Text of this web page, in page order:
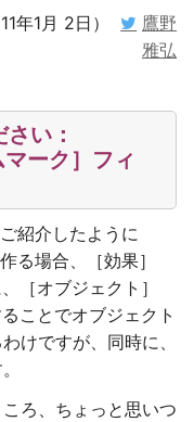
年1月 2日）
鷹野
雅弘
い：
ーク］フィ
紹介したように
る場合、［効果］
［オブジェクト］
ことでオブジェクト
けですが、同時に、
ろ、ちょっと思いつ